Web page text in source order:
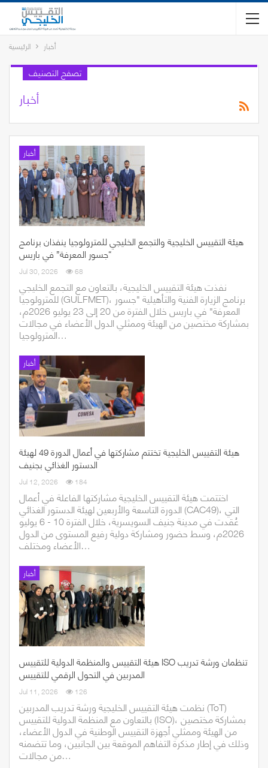
الرئيسية أخبار
تصفح التصنيف
أخبار
أخبار
هيئة التقييس الخليجية والتجمع الخليجي للمترولوجيا ينفذان برنامج
“جسور المعرفة” في باريس
Jul 30, 2026 68
نفذت هيئة التقييس الخليجية، بالتعاون مع التجمع الخليجي
للمترولوجيا (GULFMET)، برنامج الزيارة الفنية والتأهيلية "جسور
المعرفة" في باريس خلال الفترة من 20 إلى 23 يوليو 2026م،
بمشاركة مختصين من الهيئة وممثلي الدول الأعضاء في مجالات
المترولوجيا…
أخبار
هيئة التقييس الخليجية تختتم مشاركتها في أعمال الدورة 49 لهيئة
الدستور الغذائي بجنيف
Jul 12, 2026 184
اختتمت هيئة التقييس الخليجية مشاركتها الفاعلة في أعمال
الدورة التاسعة والأربعين لهيئة الدستور الغذائي (CAC49)، التي
عُقدت في مدينة جنيف السويسرية، خلال الفترة 10 - 6 يوليو
2026م، وسط حضور ومشاركة دولية رفيع المستوى من الدول
الأعضاء ومختلف…
أخبار
هيئة التقييس والمنظمة الدولية للتقييس ISO تنظمان ورشة تدريب
المدربين في التحول الرقمي للتقييس
Jul 11, 2026 126
نظمت هيئة التقييس الخليجية ورشة تدريب المدربين (ToT)
بالتعاون مع المنظمة الدولية للتقييس (ISO)، بمشاركة مختصين
من الهيئة وممثلي أجهزة التقييس الوطنية في الدول الأعضاء،
وذلك في إطار مذكرة التفاهم الموقعة بين الجانبين، وما تتضمنه
من مجالات…